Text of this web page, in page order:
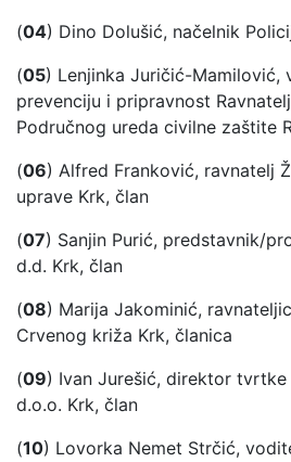
(04) Dino Dolušić, načelnik
(05) Lenjinka Juričić-Mamilović,
prevenciju i pripravnost
Područnog ureda civilne zaštite
(06) Alfred Franković, ravnatelj
uprave Krk, član
(07) Sanjin Purić, predstavnik/
d.d. Krk, član
(08) Marija Jakominić,
Crvenog križa Krk, članica
(09) Ivan Jurešić, direktor
d.o.o. Krk, član
(10) Lovorka Nemet Strčić,